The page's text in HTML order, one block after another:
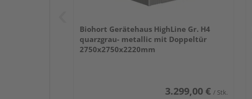
Biohort Gerätehaus HighLine Gr. H4
quarzgrau- metallic mit Doppeltür
2750x2750x2220mm
3.299,00 € / Stk.